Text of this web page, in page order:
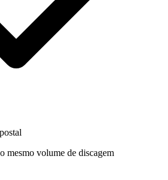
mesmo volume de discagem